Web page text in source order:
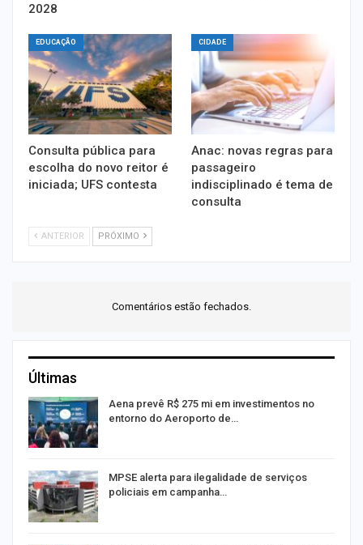
2028
EDUCAÇÃO
Consulta pública para
escolha do novo reitor é
iniciada; UFS contesta
CIDADE
Anac: novas regras para
passageiro
indisciplinado é tema de
consulta
ANTERIOR PRÓXIMO
Comentários estão fechados.
Últimas
Aena prevê R$ 275 mi em investimentos no
entorno do Aeroporto de…
MPSE alerta para ilegalidade de serviços
policiais em campanha…